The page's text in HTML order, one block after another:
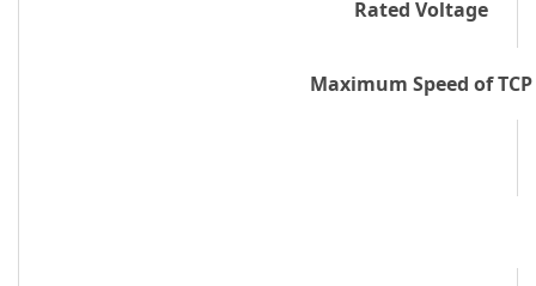
Rated Voltage
Maximum Speed of TCP